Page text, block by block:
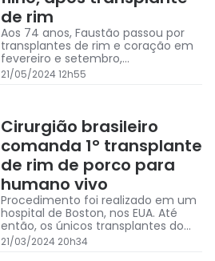
de rim
Aos 74 anos, Faustão passou por
transplantes de rim e coração em
fevereiro e setembro,
respectivamente
21/05/2024 12h55
Cirurgião brasileiro
comanda 1° transplante
de rim de porco para
humano vivo
Procedimento foi realizado em um
hospital de Boston, nos EUA. Até
então, os únicos transplantes do
tipo haviam sido feitos em
humanos com morte cerebral
21/03/2024 20h34